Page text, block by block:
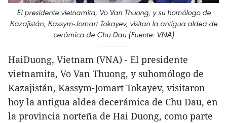
El presidente vietnamita, Vo Van Thuong, y su homólogo de
Kazajistán, Kassym-Jomart Tokayev, visitan la antigua aldea de
cerámica de Chu Dau (Fuente: VNA)
HaiDuong, Vietnam (VNA) - El presidente
vietnamita, Vo Van Thuong, y suhomólogo de
Kazajistán, Kassym-Jomart Tokayev, visitaron
hoy la antigua aldea decerámica de Chu Dau, en
la provincia norteña de Hai Duong, como parte